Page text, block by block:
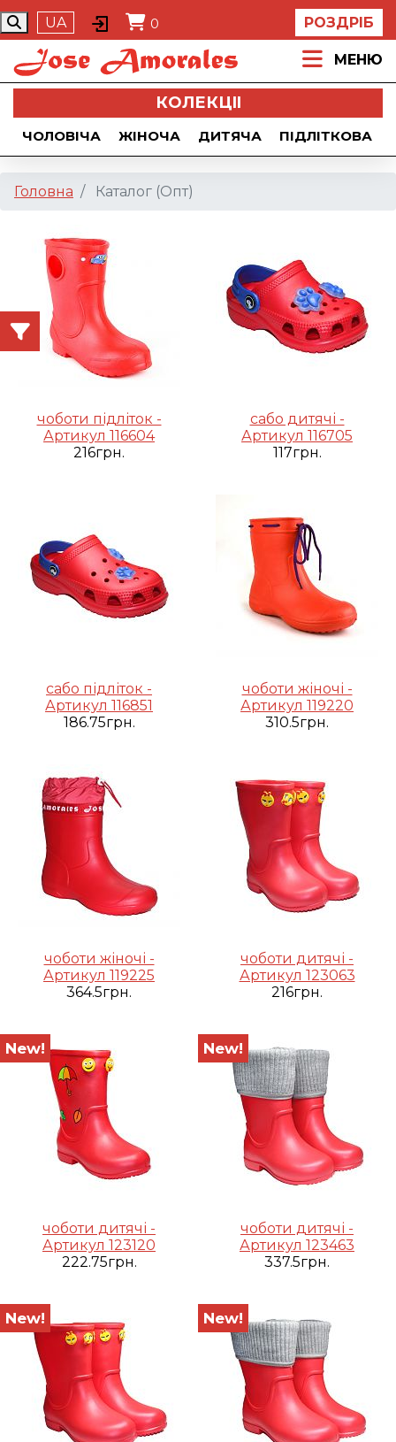
UA 0 РОЗДРІБ
МЕНЮ
КОЛЕКЦII
ЧОЛОВІЧА ЖІНОЧА ДИТЯЧА ПІДЛІТКОВА
Головна Каталог (Опт)
чоботи підліток -
Артикул 116604
216грн.
сабо дитячі -
Артикул 116705
117грн.
сабо підліток -
Артикул 116851
186.75грн.
чоботи жіночі -
Артикул 119220
310.5грн.
чоботи жіночі -
Артикул 119225
364.5грн.
чоботи дитячі -
Артикул 123063
216грн.
New!
чоботи дитячі -
Артикул 123120
222.75грн.
New!
чоботи дитячі -
Артикул 123463
337.5грн.
New! New!